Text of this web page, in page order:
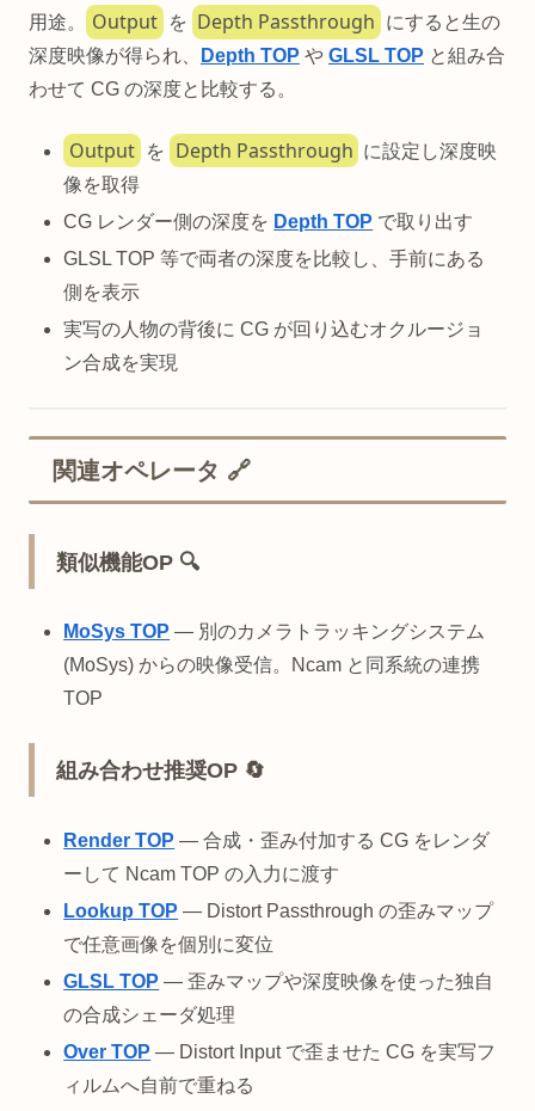
用途。
Output を Depth Passthrough
にすると生の
深度映像が得られ、
Depth TOP や GLSL TOP と組み合
わせて CG の深度と比較する。
Output を Depth Passthrough に設定し深度映
像を取得
CG レンダー側の深度を Depth TOP で取り出す
GLSL TOP 等で両者の深度を比較し、手前にある
側を表示
実写の人物の背後に CG が回り込むオクルージョ
ン合成を実現
関連オペレータ 🔗
類似機能OP 🔍
MoSys TOP — 別のカメラトラッキングシステム
(MoSys) からの映像受信。Ncam と同系統の連携
TOP
組み合わせ推奨OP 🔄
Render TOP — 合成・歪み付加する CG をレンダ
ーして Ncam TOP の入力に渡す
Lookup TOP — Distort Passthrough の歪みマップ
で任意画像を個別に変位
GLSL TOP — 歪みマップや深度映像を使った独自
の合成シェーダ処理
Over TOP — Distort Input で歪ませた CG を実写フ
ィルムへ自前で重ねる